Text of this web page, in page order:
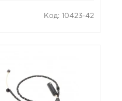
Код: 10423-42